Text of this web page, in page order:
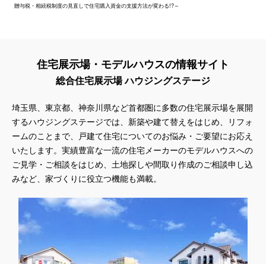
贈与税・相続税制度の見直しで住宅購入資金の支援方法が変わる!?～
住宅展示場・モデルハウスの情報サイト
総合住宅展示場 ハウジングステージ
埼玉県、東京都、神奈川県など首都圏に多数の住宅展示場を展開
するハウジングステージでは、新築や建て替えをはじめ、リフォ
ームのことまで、戸建て住宅についてのお悩み・ご要望にお応え
いたします。実績豊富な一流の住宅メーカーのモデルハウスへの
ご見学・ご相談をはじめ、土地探しや間取り作成のご相談申し込
みなど、家づくりに役立つ機能も満載。